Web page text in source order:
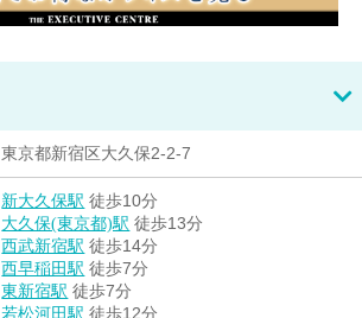
東京都新宿区大久保2-2-7
新大久保駅 徒歩10分
大久保(東京都)駅 徒歩13分
西武新宿駅 徒歩14分
西早稲田駅 徒歩7分
東新宿駅 徒歩7分
若松河田駅 徒歩12分